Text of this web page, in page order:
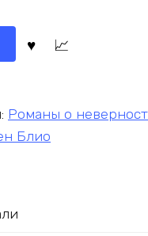
Романы о
Блио